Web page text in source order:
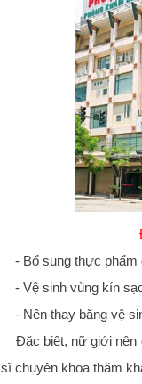
- Bổ sung thực
​- Vệ sinh vùng kín
​- Nên thay băng vệ
​Đặc biệt, nữ giới nên
sĩ chuyên khoa thăm